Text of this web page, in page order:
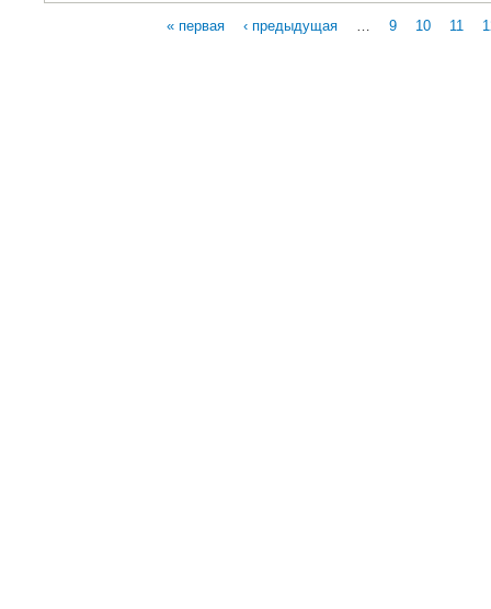
« первая ‹ предыдущая 9 10 11